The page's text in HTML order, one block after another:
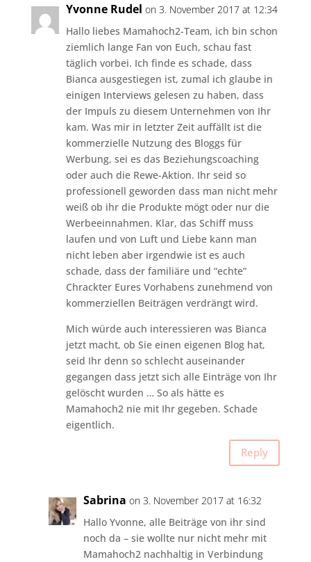
Yvonne Rudel on 3. November 2017 at 12:34
Hallo liebes Mamahoch2-Team, ich bin schon
ziemlich lange Fan von Euch, schau fast
täglich vorbei. Ich finde es schade, dass
Bianca ausgestiegen ist, zumal ich glaube in
einigen Interviews gelesen zu haben, dass
der Impuls zu diesem Unternehmen von Ihr
kam. Was mir in letzter Zeit auffällt ist die
kommerzielle Nutzung des Bloggs für
Werbung, sei es das Beziehungscoaching
oder auch die Rewe-Aktion. Ihr seid so
professionell geworden dass man nicht mehr
weiß ob ihr die Produkte mögt oder nur die
Werbeeinnahmen. Klar, das Schiff muss
laufen und von Luft und Liebe kann man
nicht leben aber irgendwie ist es auch
schade, dass der familiäre und “echte”
Chrackter Eures Vorhabens zunehmend von
kommerziellen Beiträgen verdrängt wird.
Mich würde auch interessieren was Bianca
jetzt macht, ob Sie einen eigenen Blog hat,
seid Ihr denn so schlecht auseinander
gegangen dass jetzt sich alle Einträge von Ihr
gelöscht wurden … So als hätte es
Mamahoch2 nie mit Ihr gegeben. Schade
eigentlich.
Reply
Sabrina on 3. November 2017 at 16:32
Hallo Yvonne, alle Beiträge von ihr sind
noch da – sie wollte nur nicht mehr mit
Mamahoch2 nachhaltig in Verbindung